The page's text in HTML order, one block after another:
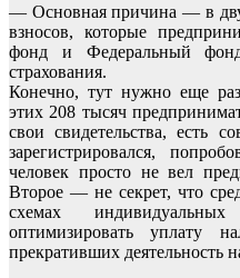
— Основная причина — в
взносов, которые
фонд и Федеральный фонд
страхования.
Конечно, тут нужно еще
этих 208 тысяч
свои свидетельства, есть
зарегистрировался,
человек просто не вел
Второе — не секрет, что
схемах
оптимизировать уплату
прекративших деятельность